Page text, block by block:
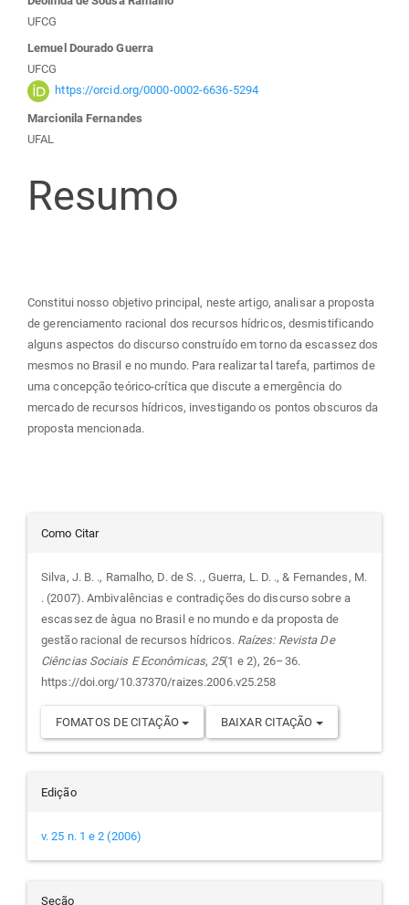
artigo
principal
UFCG
Lemuel Dourado Guerra
UFCG
https://orcid.org/0000-0002-6636-5294
Marcionila Fernandes
UFAL
Resumo
Constitui nosso objetivo principal, neste artigo, analisar a proposta
de gerenciamento racional dos recursos hídricos, desmistificando
alguns aspectos do discurso construído em torno da escassez dos
mesmos no Brasil e no mundo. Para realizar tal tarefa, partimos de
uma concepção teórico-crítica que discute a emergência do
mercado de recursos hídricos, investigando os pontos obscuros da
proposta mencionada.
Detalhes
do
artigo
Como Citar
Silva, J. B. ., Ramalho, D. de S. ., Guerra, L. D. ., & Fernandes, M.
. (2007). Ambivalências e contradições do discurso sobre a
escassez de àgua no Brasil e no mundo e da proposta de
gestão racional de recursos hídricos. Raízes: Revista De
Ciências Sociais E Econômicas, 25(1 e 2), 26–36.
https://doi.org/10.37370/raizes.2006.v25.258
FOMATOS DE CITAÇÃO BAIXAR CITAÇÃO
Edição
v. 25 n. 1 e 2 (2006)
Seção